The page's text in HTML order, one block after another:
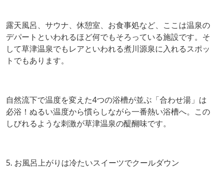
露天風呂、サウナ、休憩室、お食事処など、ここは温泉の
デパートといわれるほど何でもそろっている施設です。そ
して草津温泉でもレアといわれる煮川源泉に入れるスポッ
トでもあります。
自然流下で温度を変えた4つの浴槽が並ぶ「合わせ湯」は
必浴！ぬるい温度から慣らしながら一番熱い浴槽へ。この
しびれるような刺激が草津温泉の醍醐味です。
5. お風呂上がりは冷たいスイーツでクールダウン